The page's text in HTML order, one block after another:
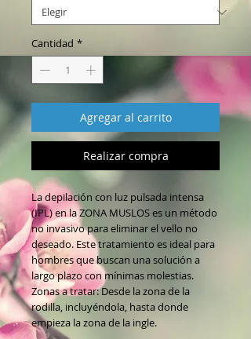
Cantidad *
Agregar al carrito
Realizar compra
La depilación con luz pulsada intensa
(IPL) en la ZONA MUSLOS es un método
no invasivo para eliminar el vello no
deseado. Este tratamiento es ideal para
hombres que buscan una solución a
largo plazo con mínimas molestias.
Zonas a tratar: Desde la zona de la
rodilla, incluyéndola, hasta donde
empieza la zona de la ingle.